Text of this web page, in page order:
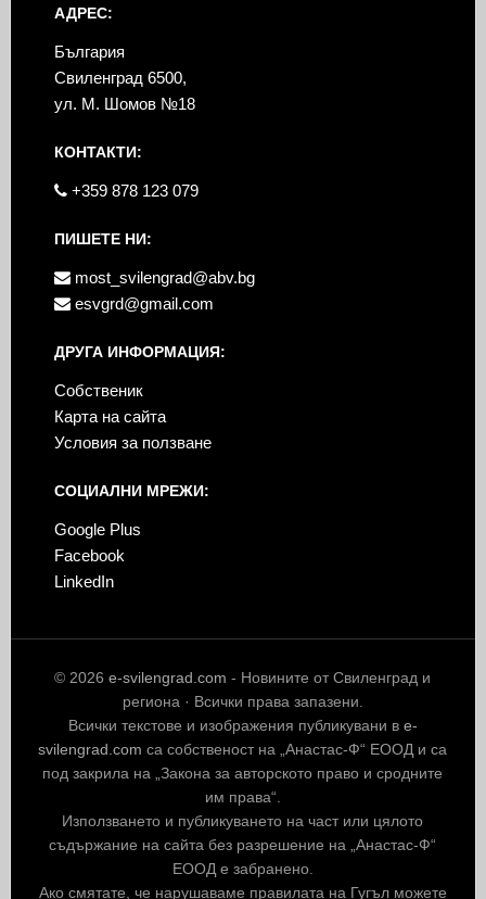
АДРЕС:
България
Свиленград 6500,
ул. М. Шомов №18
КОНТАКТИ:
+359 878 123 079
ПИШЕТЕ НИ:
most_svilengrad@abv.bg
esvgrd@gmail.com
ДРУГА ИНФОРМАЦИЯ:
Собственик
Карта на сайта
Условия за ползване
СОЦИАЛНИ МРЕЖИ:
Google Plus
Facebook
LinkedIn
© 2026e-svilengrad.com - Новините от Свиленград и
региона · Всички права запазени.
Всички текстове и изображения публикувани в e-
svilengrad.com са собственост на „Анастас-Ф“ ЕООД и са
под закрила на „Закона за авторското право и сродните
им права“.
Използването и публикуването на част или цялото
съдържание на сайта без разрешение на „Анастас-Ф“
ЕООД е забранено.
Ако смятате, че нарушаваме правилата на Гугъл можете